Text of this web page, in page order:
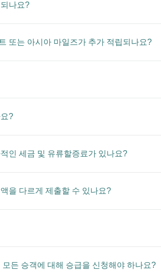
나요?
또는 아시아 마일즈가 추가 적립되나요?
?
인 세금 및 유류할증료가 있나요?
을 다르게 제출할 수 있나요?
든 승객에 대해 승급을 신청해야 하나요?